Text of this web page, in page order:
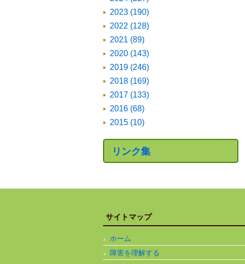
2023 (190)
2022 (128)
2021 (89)
2020 (143)
2019 (246)
2018 (169)
2017 (133)
2016 (68)
2015 (10)
リンク集
サイトマップ
ホーム
障害を理解する